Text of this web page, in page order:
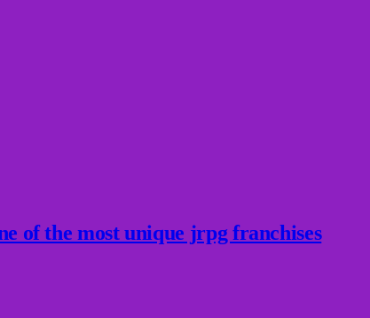
of the most unique jrpg franchises